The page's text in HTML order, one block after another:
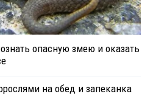
опасную змею и оказать
на обед и запеканка